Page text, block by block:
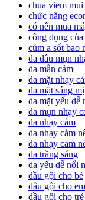
chua viem mui
chức năng
có nên mua
công dụng của
cúm a sốt bao
da dầu mụn
da mẫn cảm
da mặt nhạy
da mặt sáng
da mặt yếu dễ
da mụn nhạy
da nhạy cảm
da nhạy cảm
da nhạy cảm
da trắng sáng
da yếu dễ nổi
dầu gội cho bé
dầu gội cho
dầu gội cho